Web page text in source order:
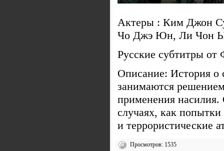
Актеры : Ким Джон
Чо Джэ Юн, Ли Чон
Русские субтитры от
Описание: История о
занимаются
применения насилия.
случаях, как попытки
и террористические
Просмотров: 1535